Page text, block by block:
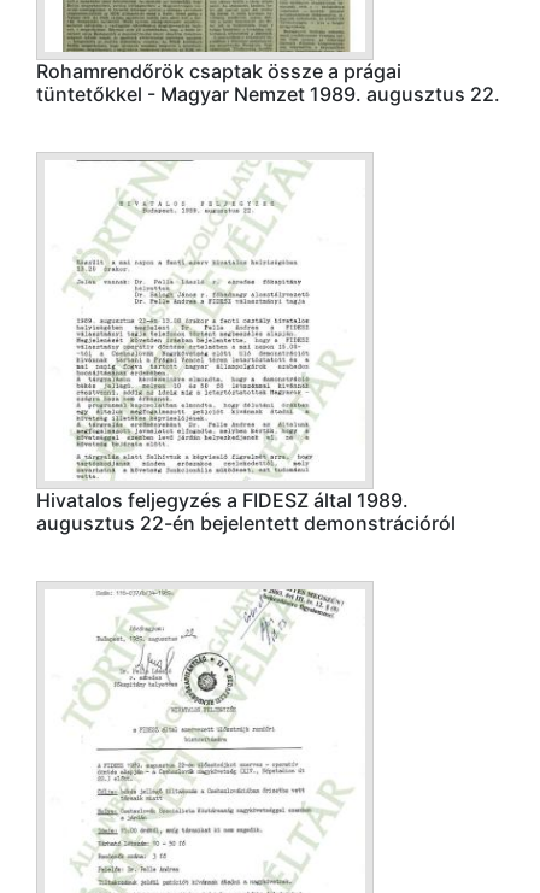
Rohamrendőrök csaptak össze a prágai
tüntetőkkel - Magyar Nemzet 1989. augusztus 22.
Hivatalos feljegyzés a FIDESZ által 1989.
augusztus 22-én bejelentett demonstrációról